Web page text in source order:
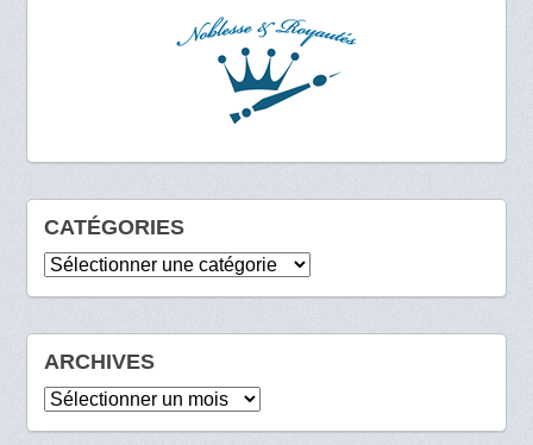
CATÉGORIES
Catégories
ARCHIVES
Archives